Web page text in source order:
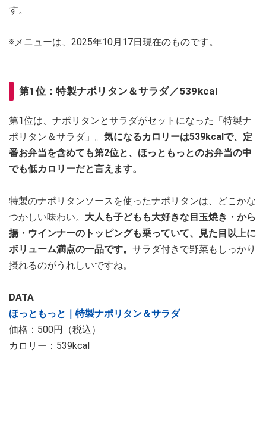
す。
※メニューは、2025年10月17日現在のものです。
第1位：特製ナポリタン＆サラダ／539kcal
第1位は、ナポリタンとサラダがセットになった「特製ナ
ポリタン＆サラダ」。 気になるカロリーは539kcalで、定
番お弁当を含めても第2位と、ほっともっとのお弁当の中
でも低カロリーだと言えます。
特製のナポリタンソースを使ったナポリタンは、どこかな
つかしい味わい。 大人も子どもも大好きな目玉焼き・から
揚・ウインナーのトッピングも乗っていて、見た目以上に
ボリューム満点の一品です。 サラダ付きで野菜もしっかり
摂れるのがうれしいですね。
DATA
ほっともっと｜特製ナポリタン＆サラダ
価格：500円（税込）
カロリー：539kcal